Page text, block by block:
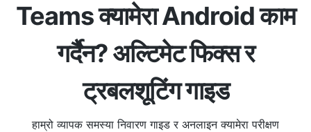
Teams क्यामेरा Android काम
गर्दैन? अल्टिमेट फिक्स र
ट्रबलशूटिंग गाइड
हाम्रो व्यापक समस्या निवारण गाइड र अनलाइन क्यामेरा परीक्षण